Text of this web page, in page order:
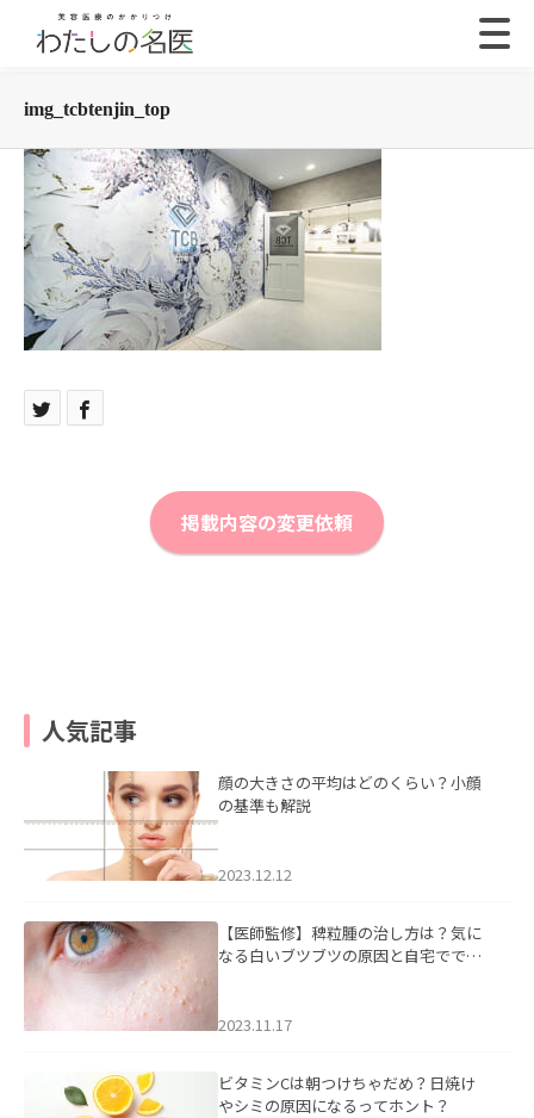
img_tcbtenjin_top
掲載内容の変更依頼
人気記事
顔の大きさの平均はどのくらい？小顔
の基準も解説
2023.12.12
【医師監修】稗粒腫の治し方は？気に
なる白いブツブツの原因と自宅ででき
2023.11.17
ビタミンCは朝つけちゃだめ？日焼け
やシミの原因になるってホント？